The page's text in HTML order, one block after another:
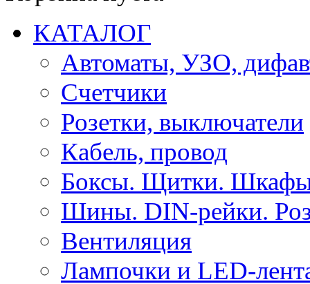
КАТАЛОГ
Автоматы, УЗО,
Счетчики
Розетки, выключатели
Кабель, провод
Боксы. Щитки.
Шины. DIN-рейки.
Вентиляция
Лампочки и LED-